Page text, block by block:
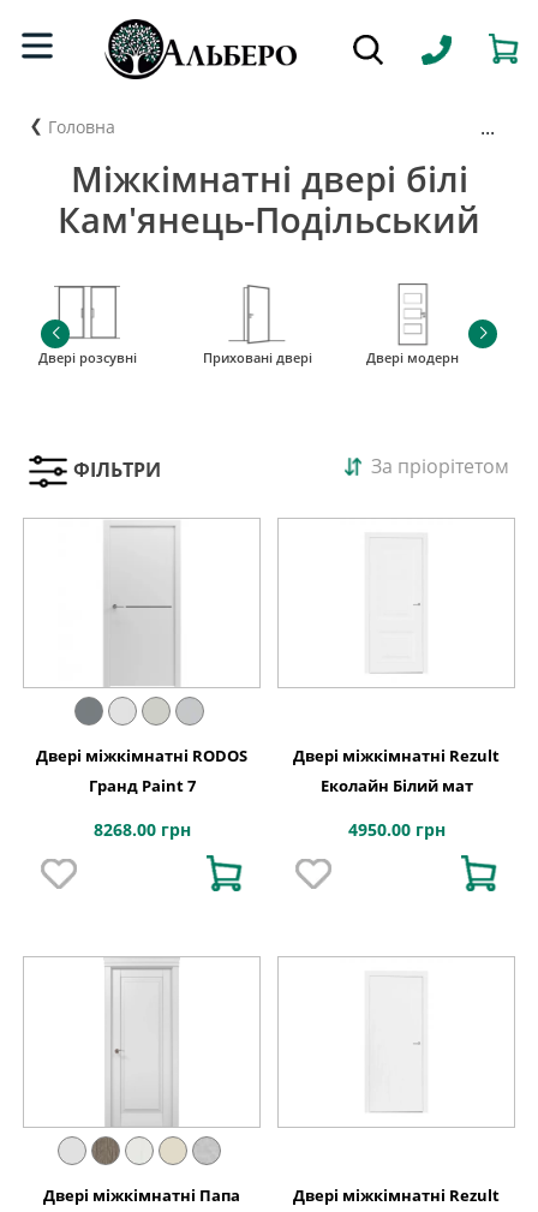
Головна ...
Міжкімнатні двері білі
Кам'янець-Подільський
Двері розсувні Приховані двері Двері модерн
ФІЛЬТРИ За пріорітетом
Двері міжкімнатні RODOS
Гранд Paint 7
8268.00 грн
Двері міжкімнатні Rezult
Еколайн Білий мат
4950.00 грн
Двері міжкімнатні Папа
Двері міжкімнатні Rezult